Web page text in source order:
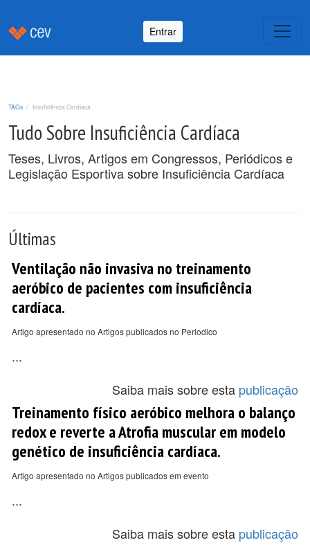
Entrar
TAGs Insuficiência Cardíaca
Tudo Sobre Insuficiência Cardíaca
Teses, Livros, Artigos em Congressos, Periódicos e
Legislação Esportiva sobre Insuficiência Cardíaca
Últimas
Ventilação não invasiva no treinamento
aeróbico de pacientes com insuficiência
cardíaca.
Artigo apresentado no Artigos publicados no Periodico
...
Saiba mais sobre esta publicação
Treinamento físico aeróbico melhora o balanço
redox e reverte a Atrofia muscular em modelo
genético de insuficiência cardíaca.
Artigo apresentado no Artigos publicados em evento
...
Saiba mais sobre esta publicação